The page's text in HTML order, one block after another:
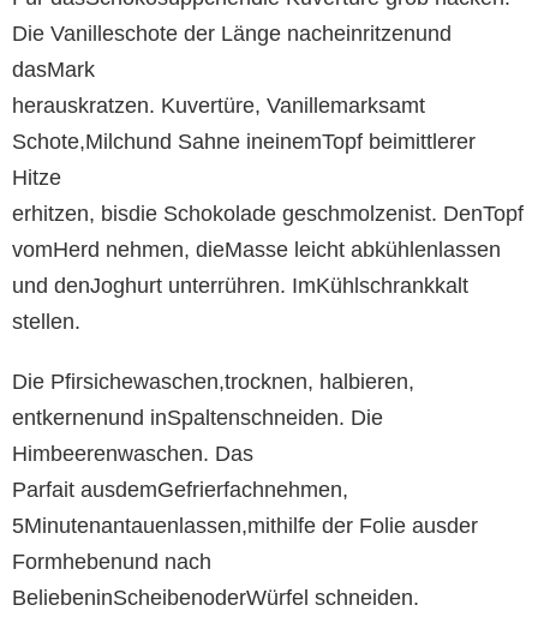
Die Vanilleschote der Länge nacheinritzenund
dasMark
herauskratzen. Kuvertüre, Vanillemarksamt
Schote,Milchund Sahne ineinemTopf beimittlerer
Hitze
erhitzen, bisdie Schokolade geschmolzenist. DenTopf
vomHerd nehmen, dieMasse leicht abkühlenlassen
und denJoghurt unterrühren. ImKühlschrankkalt
stellen.
Die Pfirsichewaschen,trocknen, halbieren,
entkernenund inSpaltenschneiden. Die
Himbeerenwaschen. Das
Parfait ausdemGefrierfachnehmen,
5Minutenantauenlassen,mithilfe der Folie ausder
Formhebenund nach
BeliebeninScheibenoderWürfel schneiden.